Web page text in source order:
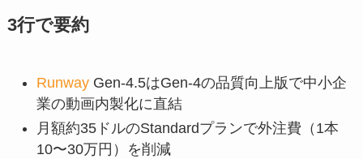
3行で要約
RunwayGen-4.5はGen-4の品質向上版で中小企
業の動画内製化に直結
月額約35ドルのStandardプランで外注費（1本
10〜30万円）を削減